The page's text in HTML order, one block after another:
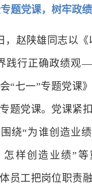
题党课，树牢政
，赵陕雄同志以《
践行正确政绩观
“七一”专题党课
题党课。党课紧
绕“为谁创造业
怎样创造业绩”等
员工把岗位职责